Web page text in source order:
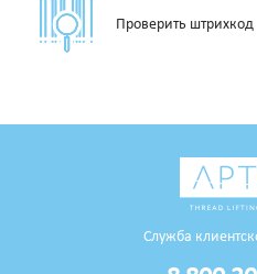
Проверить штрихкод
Служба